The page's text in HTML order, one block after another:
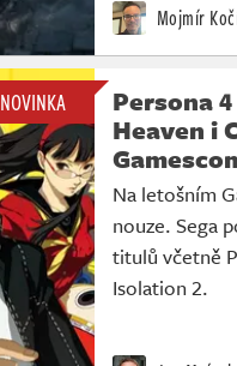
Mojmír
NOVINKA
Persona
Heaven i
Na letošním
nouze. Sega
titulů včetně
Isolation 2.